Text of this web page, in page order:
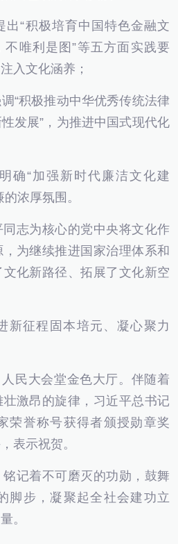
“积极培育中国特色金融文
不唯利是图”等五方面实践要
入文化涵养；
积极推动中华优秀传统法律
发展”，为推进中国式现代化
“加强新时代廉洁文化建
浓厚氛围。
志为核心的党中央将文化作
为继续推进国家治理体系和
化新路径、拓展了文化新空
征程固本培元、凝心聚力
大会堂金色大厅。伴随着
壮激昂的旋律，习近平总书记
荣誉称号获得者颁授勋章奖
表示祝贺。
记着不可磨灭的功勋，鼓舞
脚步，凝聚起全社会建功立
。